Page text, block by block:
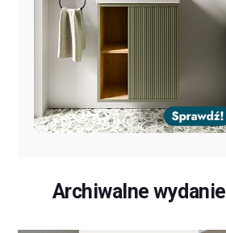
Archiwalne wydanie